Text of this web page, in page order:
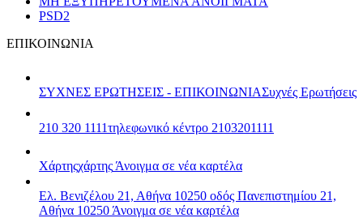
PSD2
ΕΠΙΚΟΙΝΩΝΙΑ
ΣΥΧΝΕΣ ΕΡΩΤΗΣΕΙΣ - ΕΠΙΚΟΙΝΩΝΙΑΣυχνές Ερωτήσεις
210 320 1111τηλεφωνικό κέντρο 2103201111
Χάρτηςχάρτης Άνοιγμα σε νέα καρτέλα
Ελ. Βενιζέλου 21, Αθήνα 10250 οδός Πανεπιστημίου 21,
Αθήνα 10250 Άνοιγμα σε νέα καρτέλα